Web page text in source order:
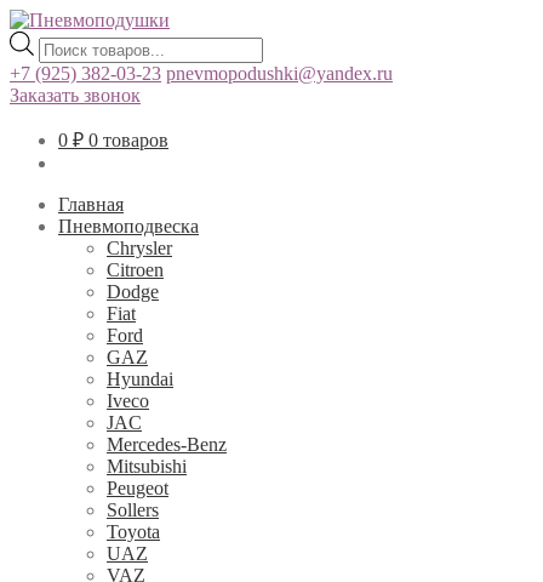
Поиск
товаров
+7 (925) 382-03-23 pnevmopodushki@yandex.ru
Заказать звонок
0 ₽ 0 товаров
Главная
Пневмоподвеска
Chrysler
Citroen
Dodge
Fiat
Ford
GAZ
Hyundai
Iveco
JAC
Mercedes-Benz
Mitsubishi
Peugeot
Sollers
Toyota
UAZ
VAZ